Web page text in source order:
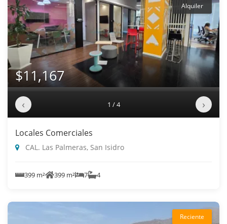
Alquiler
$11,167
‹ 1 / 4 ›
Locales Comerciales
CAL. Las Palmeras, San Isidro
399 m² 399 m² 7 4
Reciente